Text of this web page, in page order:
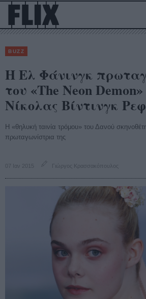
BUZZ
H Ελ Φάνινγκ
του «The Neon
Νίκολας Βίντινγκ
Η «θηλυκή ταινία τρόμου» του Δανού
πρωταγωνίστρια της
07 Ιαν 2015 Γιώργος Κρασσακόπουλος